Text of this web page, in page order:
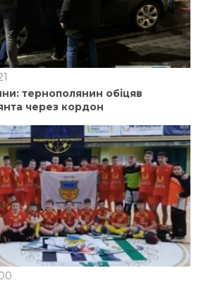
тернополянин обіцяв
через кордон